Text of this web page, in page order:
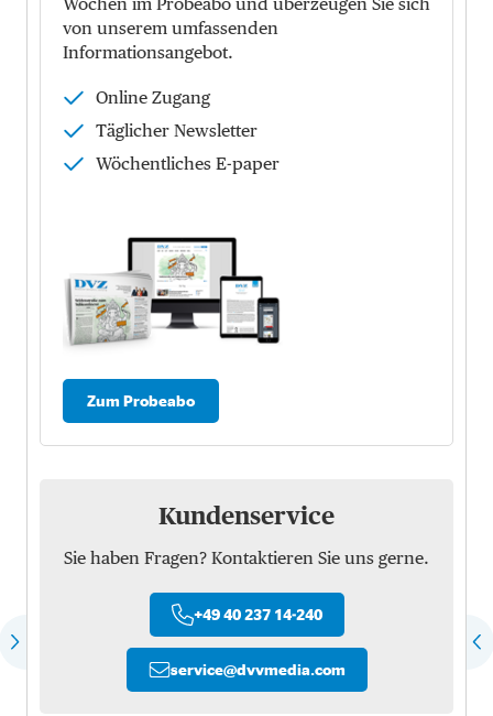
von unserem umfassenden
Informationsangebot.
Online Zugang
Täglicher Newsletter
Wöchentliches E-paper
Zum Probeabo
Kundenservice
Sie haben Fragen? Kontaktieren Sie uns gerne.
+49 40 237 14-240
service@dvvmedia.com